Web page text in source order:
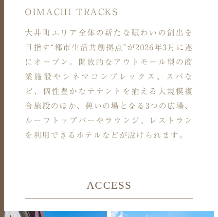
OIMACHI TRACKS
大井町エリア全体の新たな賑わいの創出を
目指す“都市生活共創拠点”が2026年3月に遂
にオープン。開放的なアウトモール型の商
業施設やシネマコンプレックス、スパな
ど、個性豊かなテナントを揃える大規模複
合施設のほか、憩いの場となる3つの広場、
ルーフトップバーやラウンジ、レストラン
を利用できるホテルなどが設けられます。
ACCESS